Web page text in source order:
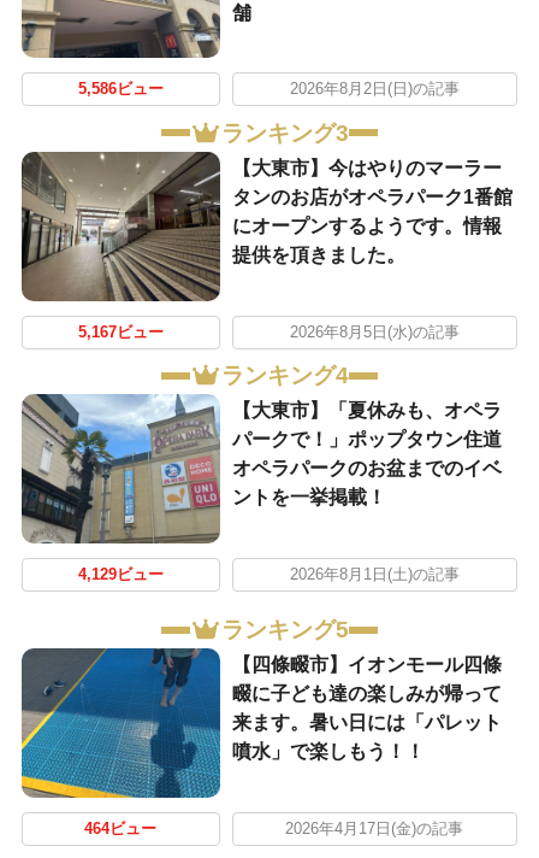
舗
5,586ビュー 2026年8月2日(日)の記事
ランキング3
【大東市】今はやりのマーラー
タンのお店がオペラパーク1番館
にオープンするようです。情報
提供を頂きました。
5,167ビュー 2026年8月5日(水)の記事
ランキング4
【大東市】「夏休みも、オペラ
パークで！」ポップタウン住道
オペラパークのお盆までのイベ
ントを一挙掲載！
4,129ビュー 2026年8月1日(土)の記事
ランキング5
【四條畷市】イオンモール四條
畷に子ども達の楽しみが帰って
来ます。暑い日には「パレット
噴水」で楽しもう！！
464ビュー 2026年4月17日(金)の記事